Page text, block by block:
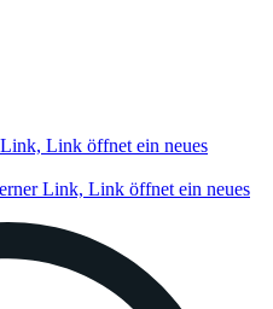
Link öffnet ein neues
Link, Link öffnet ein neues